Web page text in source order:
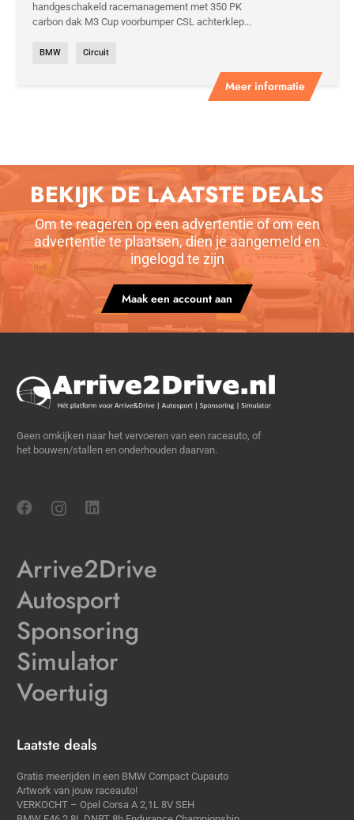
Meer informatie
handgeschakeld racemanagement met 350 PK
carbon dak M3 Cup voorbumper CSL achterklep...
BMW Circuit
BEKIJK DE LAATSTE DEALS
Om te reageren op een advertentie of om een
advertentie te plaatsen, dien je aangemeld en
ingelogd te zijn
Maak een account aan
Geen omkijken naar het vervoeren van een raceauto, of
het bouwen/stallen en onderhouden daarvan.
Arrive2Drive
Autosport
Sponsoring
Simulator
Voertuig
Laatste deals
Gratis meerijden in een BMW Compact Cupauto
Artwork van jouw raceauto!
VERKOCHT – Opel Corsa A 2,1L 8V SEH